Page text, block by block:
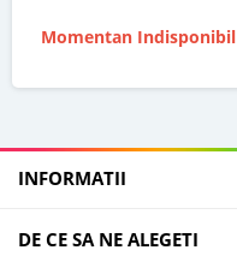
Momentan Indisponibil
INFORMATII
DE CE SA NE ALEGETI